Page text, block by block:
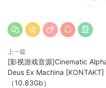
granular Cello and Organ
– Fluctuate // features
sounds processed on a
– Grain // completes the
上一篇
[影视游戏音源]Cinematic
Deus Ex Machina [KONTAKT]
（10.83Gb）